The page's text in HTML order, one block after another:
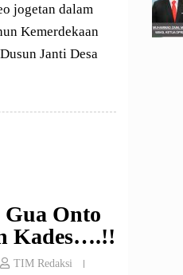
jogetan dalam
Kemerdekaan
Janti Desa
Onto
Kades….!!
TIM Redaksi